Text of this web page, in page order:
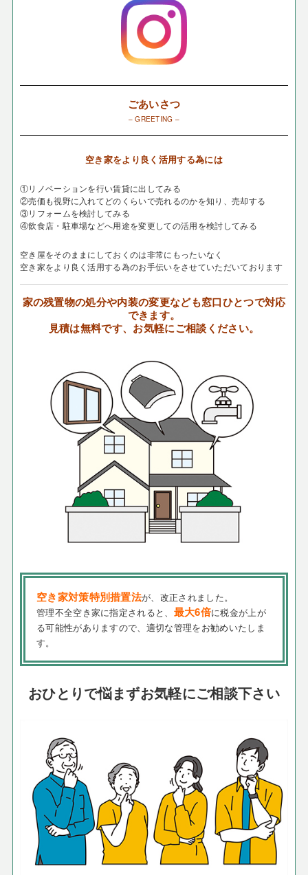
ごあいさつ
– GREETING –
空き家をより良く活用する為には
①リノベーションを行い賃貸に出してみる
②売価も視野に入れてどのくらいで売れるのかを知り、売却する
③リフォームを検討してみる
④飲食店・駐車場などへ用途を変更しての活用を検討してみる
空き屋をそのままにしておくのは非常にもったいなく
空き家をより良く活用する為のお手伝いをさせていただいております
家の残置物の処分や内装の変更なども窓口ひとつで対応
できます。
見積は無料です、お気軽にご相談ください。
空き家対策特別措置法が、改正されました。
管理不全空き家に指定されると、 最大6倍に税金が上が
る可能性がありますので、適切な管理をお勧めいたしま
す。
おひとりで悩まずお気軽にご相談下さい